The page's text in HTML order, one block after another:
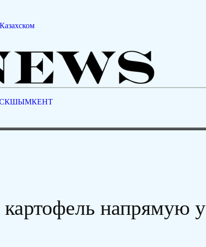
ШЫМКЕНТ
картофель напрямую у